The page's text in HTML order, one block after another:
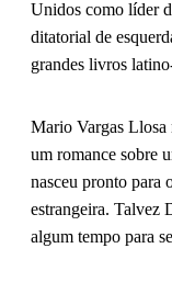
Unidos como líder
ditatorial de
grandes livros
Mario Vargas Llosa
um romance sobre
nasceu pronto para
estrangeira. Talvez
algum tempo para